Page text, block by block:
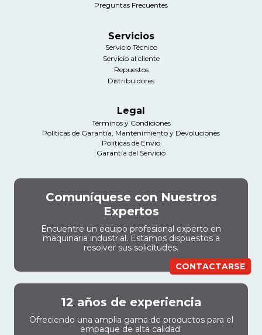
Preguntas Frecuentes
Servicios
Servicio Técnico
Servicio al cliente
Repuestos
Distribuidores
Legal
Términos y Condiciones
Políticas de Garantía, Mantenimiento y Devoluciones
Políticas de Envío
Garantía del Servicio
Comuníquese con Nuestros
Expertos
Encuentre un equipo profesional experto en
maquinaria industrial. Estamos dispuestos a
resolver sus solicitudes.
CONTACTARSE
12 años de experiencia
Ofreciendo una amplia gama de productos para el
empaque de alta calidad.